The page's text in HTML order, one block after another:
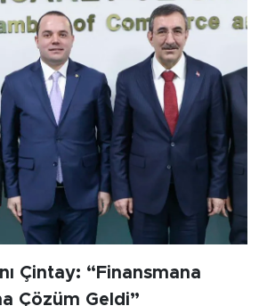
Çintay: “Finansmana
Çözüm Geldi”